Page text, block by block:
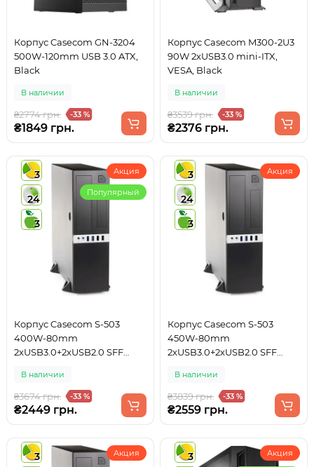
Корпус Casecom GN-3204
500W-120mm USB 3.0 ATX,
Black
В наличии
₴2774 грн. -33 %
₴1849 грн.
Корпус Casecom M300-2U3
90W 2xUSB3.0 mini-ITX,
VESA, Black
В наличии
₴3539 грн. -33 %
₴2376 грн.
3
24
3
Акция
Популярный
Корпус Casecom S-503
400W-80mm
2xUSB3.0+2xUSB2.0 SFF
В наличии
₴3674 грн. -33 %
₴2449 грн.
3
24
3
Акция
Корпус Casecom S-503
450W-80mm
2xUSB3.0+2xUSB2.0 SFF
В наличии
₴3839 грн. -33 %
₴2559 грн.
3
Акция
3
Акция